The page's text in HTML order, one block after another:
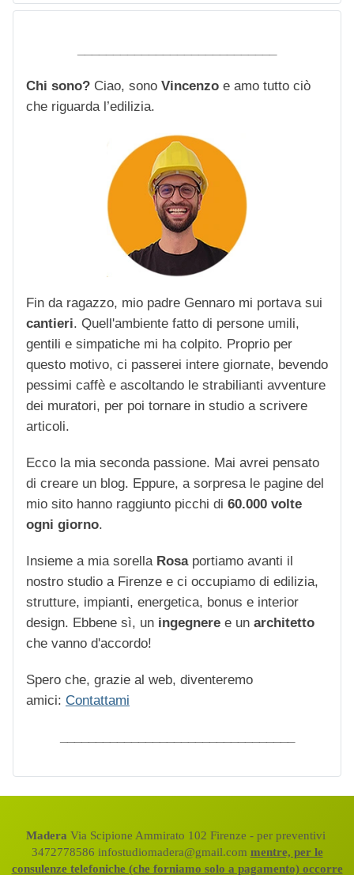
Chi sono? Ciao, sono Vincenzo e amo tutto ciò
che riguarda l’edilizia.
Fin da ragazzo, mio padre Gennaro mi portava sui
cantieri. Quell'ambiente fatto di persone umili,
gentili e simpatiche mi ha colpito. Proprio per
questo motivo, ci passerei intere giornate, bevendo
pessimi caffè e ascoltando le strabilianti avventure
dei muratori, per poi tornare in studio a scrivere
articoli.
Ecco la mia seconda passione. Mai avrei pensato
di creare un blog. Eppure, a sorpresa le pagine del
mio sito hanno raggiunto picchi di 60.000 volte
ogni giorno.
Insieme a mia sorella Rosaportiamo avanti il
nostro studio a Firenze e ci occupiamo di edilizia,
strutture, impianti, energetica, bonus e interior
design. Ebbene sì, un ingegnere e un architetto
che vanno d'accordo!
Spero che, grazie al web, diventeremo
amici: Contattami
Madera Via Scipione Ammirato 102 Firenze - per preventivi
3472778586 infostudiomadera@gmail.com mentre, per le
consulenze telefoniche (che forniamo solo a pagamento) occorre